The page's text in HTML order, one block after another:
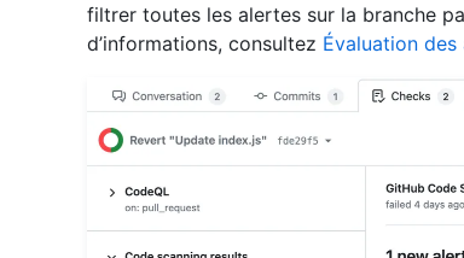
filtrer toutes les alertes sur la branche
d’informations, consultez Évaluation